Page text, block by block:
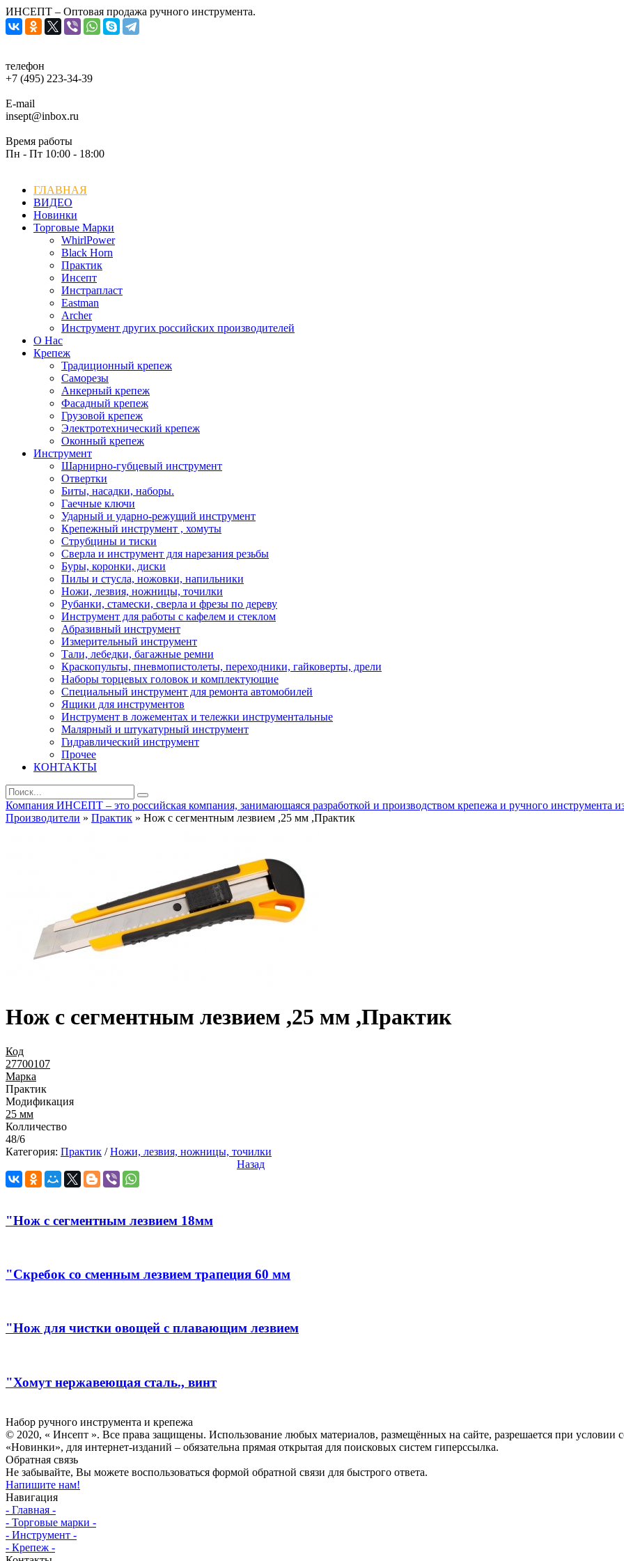
ИНСЕПТ – Оптовая продажа ручного инструмента.
телефон
+7 (495) 223-34-39
E-mail
insept@inbox.ru
Время работы
Пн - Пт 10:00 - 18:00
ГЛАВНАЯ
ВИДЕО
Новинки
Торговые Марки
WhirlPower
Black Horn
Практик
Инсепт
Инстрапласт
Eastman
Archer
Инструмент других российских производителей
О Нас
Крепеж
Традиционный крепеж
Саморезы
Анкерный крепеж
Фасадный крепеж
Грузовой крепеж
Электротехнический крепеж
Оконный крепеж
Инструмент
Шарнирно-губцевый инструмент
Отвертки
Биты, насадки, наборы.
Гаечные ключи
Ударный и ударно-режущий инструмент
Крепежный инструмент , хомуты
Струбцины и тиски
Сверла и инструмент для нарезания резьбы
Буры, коронки, диски
Пилы и стусла, ножовки, напильники
Ножи, лезвия, ножницы, точилки
Рубанки, стамески, сверла и фрезы по дереву
Инструмент для работы с кафелем и стеклом
Абразивный инструмент
Измерительный инструмент
Тали, лебедки, багажные ремни
Краскопульты, пневмопистолеты, переходники, гайковерты, дрели
Наборы торцевых головок и комплектующие
Специальный инструмент для ремонта автомобилей
Ящики для инструментов
Инструмент в ложементах и тележки инструментальные
Малярный и штукатурный инструмент
Гидравлический инструмент
Прочее
КОНТАКТЫ
Компания ИНСЕПТ – это российская компания, занимающаяся разработкой и производством крепежа и ручного инструмента
Производители » Практик » Нож с сегментным лезвием ,25 мм ,Практик
Нож с сегментным лезвием ,25 мм ,Практик
Код
27700107
Марка
Практик
Модификация
25 мм
Колличество
48/6
Категория: Практик /Ножи, лезвия, ножницы, точилки
Назад
"Нож с сегментным лезвием 18мм
"Скребок со сменным лезвием трапеция 60 мм
"Нож для чистки овощей с плавающим лезвием
"Хомут нержавеющая сталь., винт
Набор ручного инструмента и крепежа
© 2020, « Инсепт ». Все права защищены. Использование любых материалов, размещённых на сайте, разрешается при
«Новинки», для интернет-изданий – обязательна прямая открытая для поисковых систем гиперссылка.
Обратная связь
Не забывайте, Вы можете воспользоваться формой обратной связи для быстрого ответа.
Напишите нам!
Навигация
- Главная -
- Торговые марки -
- Инструмент -
- Крепеж -